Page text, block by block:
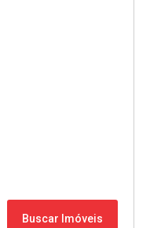
Buscar Imóveis